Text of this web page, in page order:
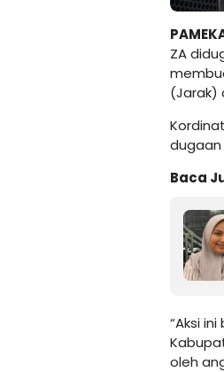
ZA
(Jarak)
dugaan
Baca
“Aksi
oleh